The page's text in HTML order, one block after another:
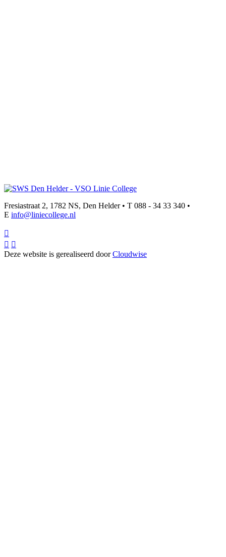
Fresiastraat 2, 1782 NS, Den Helder • T 088 - 34 33 340 •
E info@liniecollege.nl

 
Deze website is gerealiseerd doorCloudwise